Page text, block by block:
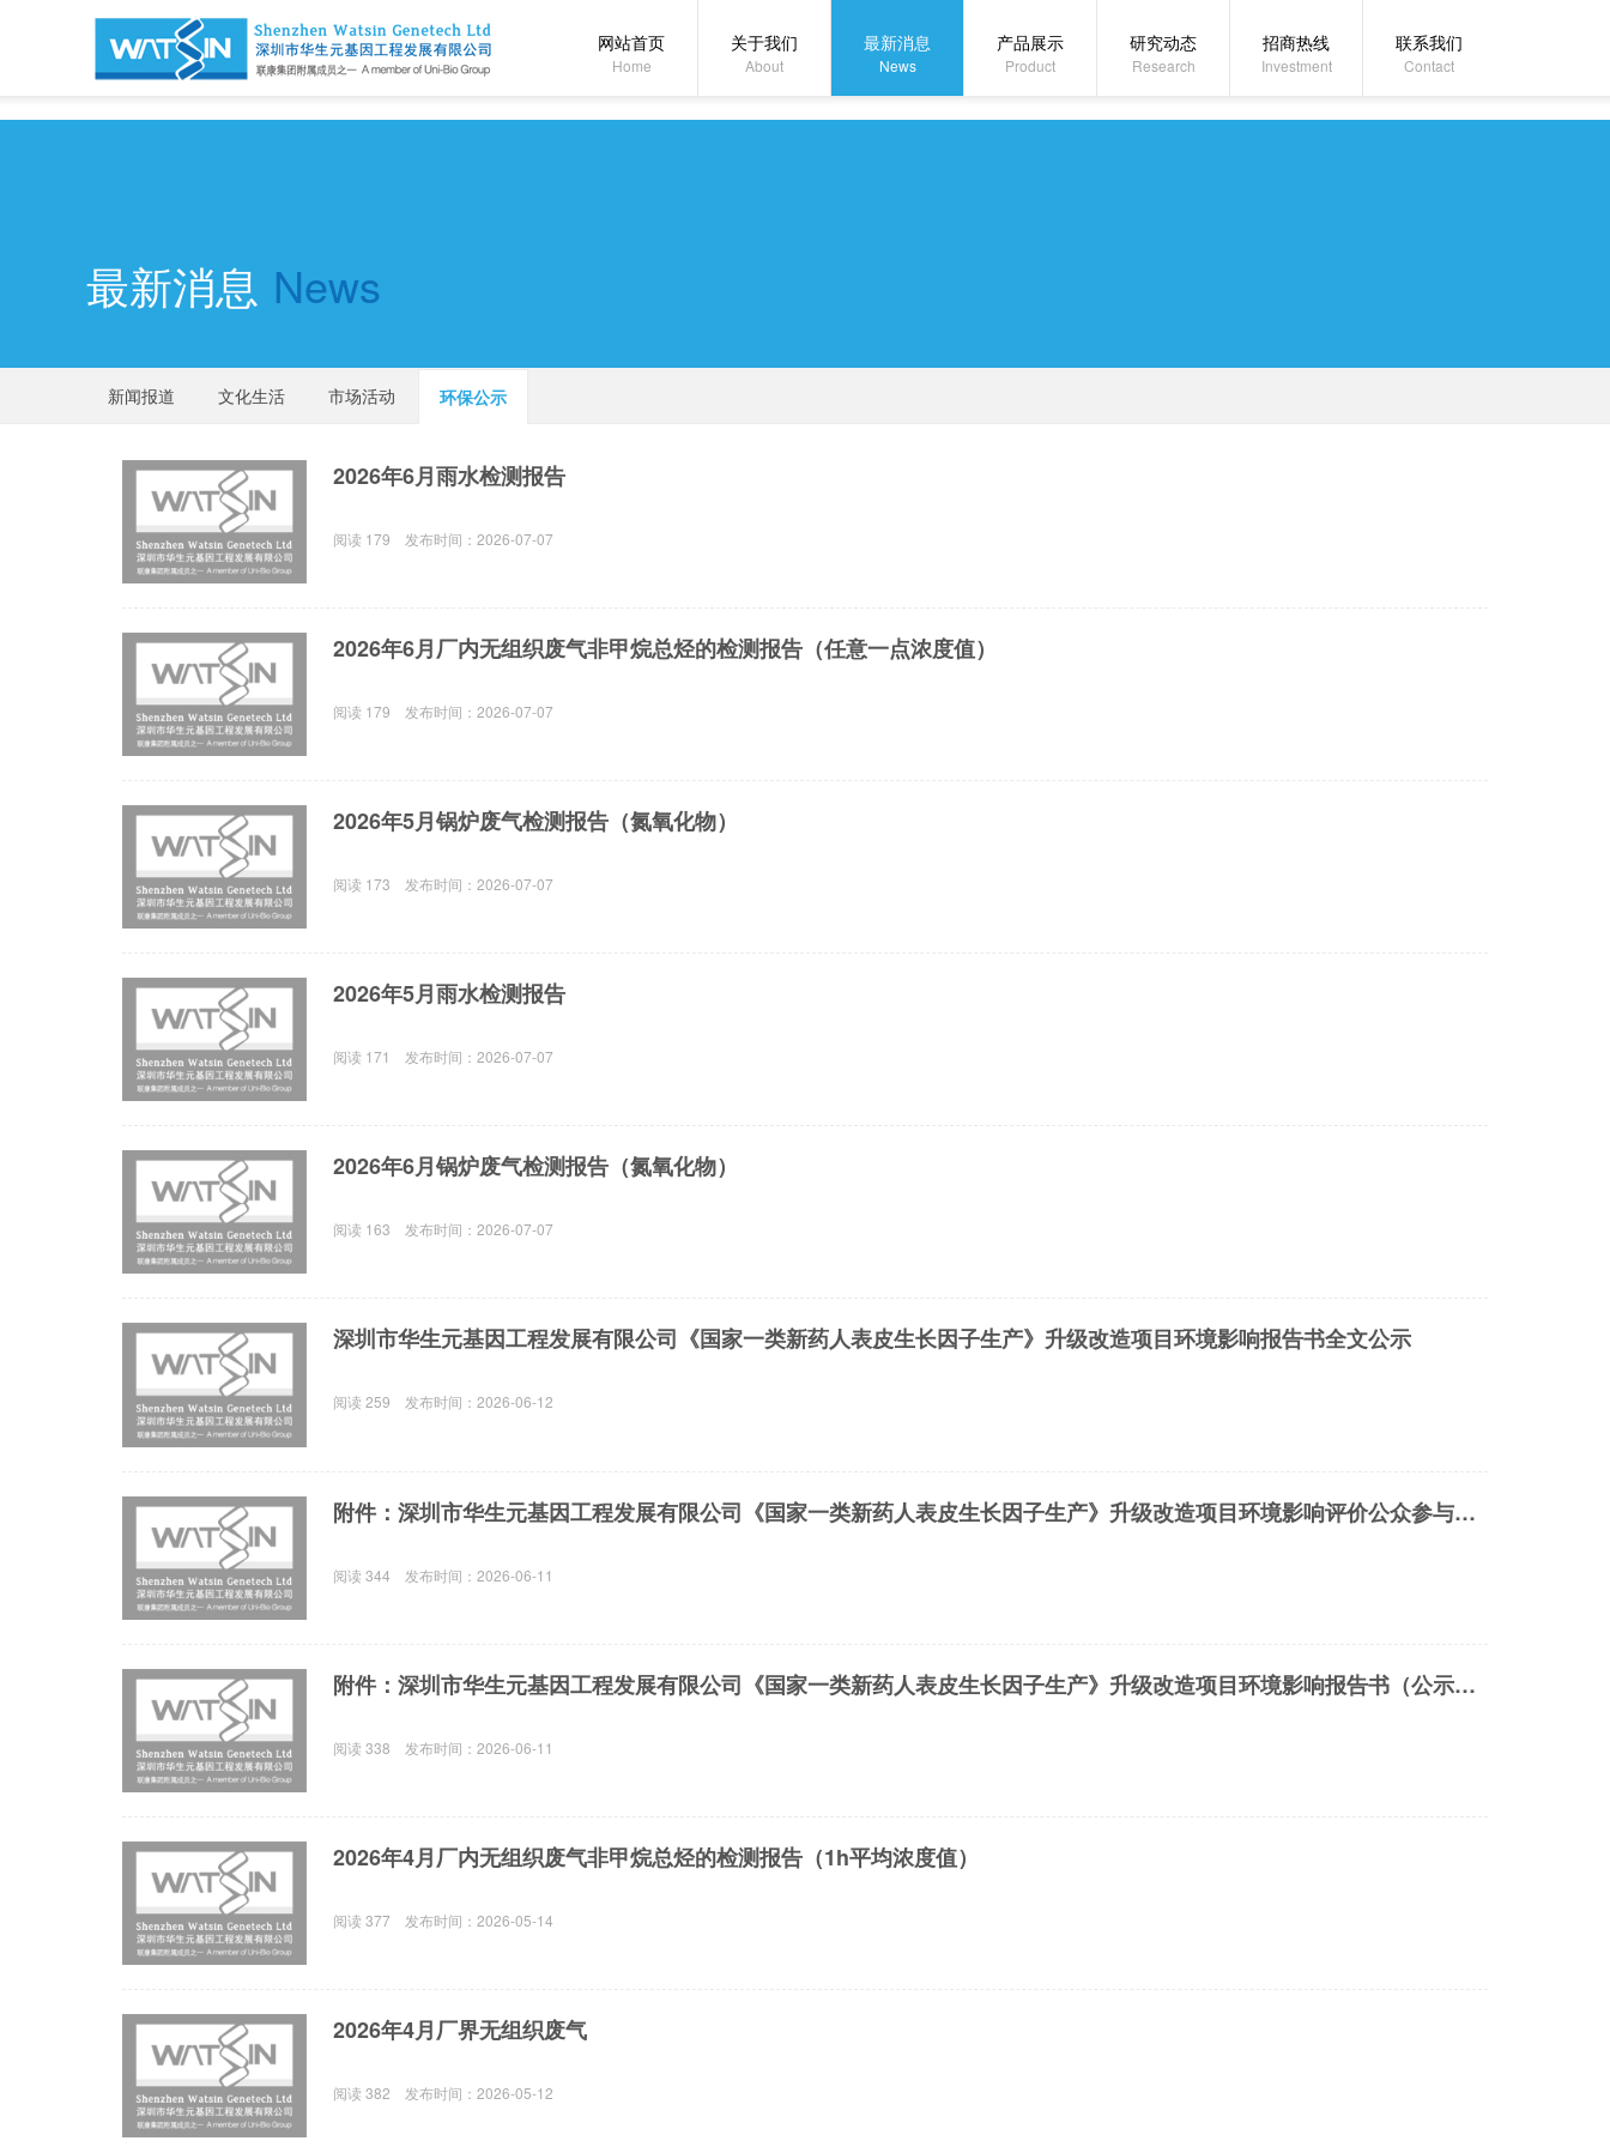
深圳市华生元基因工程发展有限公司欢迎您 网站首页
Home
关于我们
About
最新消息
News
产品展示
Product
研究动态
Research
招商热线
Investment
联系我们
Contact
最新消息 News
新闻报道 文化生活 市场活动 环保公示
2026年6月雨水检测报告
阅读 179 发布时间： 2026-07-07
2026年6月厂内无组织废气非甲烷总烃的检测报告（任意一点浓度值）
阅读 179 发布时间： 2026-07-07
2026年5月锅炉废气检测报告（氮氧化物）
阅读 173 发布时间： 2026-07-07
2026年5月雨水检测报告
阅读 171 发布时间： 2026-07-07
2026年6月锅炉废气检测报告（氮氧化物）
阅读 163 发布时间： 2026-07-07
深圳市华生元基因工程发展有限公司《国家一类新药人表皮生长因子生产》升级改造项目环境影响报告书全文公示
阅读 259 发布时间： 2026-06-12
附件：深圳市华生元基因工程发展有限公司《国家一类新药人表皮生长因子生产》升级改造项目环境影响评价公众参与说明
阅读 344 发布时间： 2026-06-11
附件：深圳市华生元基因工程发展有限公司《国家一类新药人表皮生长因子生产》升级改造项目环境影响报告书（公示稿）
阅读 338 发布时间： 2026-06-11
2026年4月厂内无组织废气非甲烷总烃的检测报告（1h平均浓度值）
阅读 377 发布时间： 2026-05-14
2026年4月厂界无组织废气
阅读 382 发布时间： 2026-05-12